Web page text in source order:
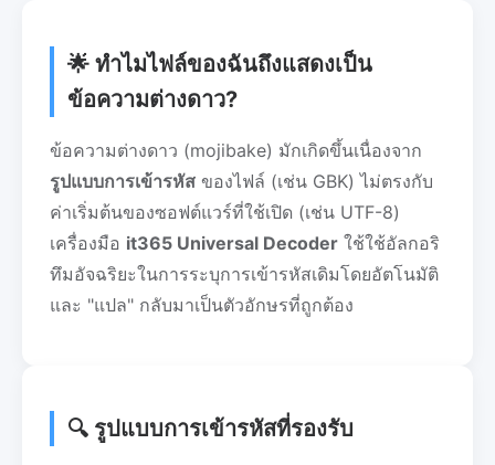
🌟 ทำไมไฟล์ของฉันถึงแสดงเป็น
ข้อความต่างดาว?
ข้อความต่างดาว (mojibake) มักเกิดขึ้นเนื่องจาก
รูปแบบการเข้ารหัส ของไฟล์ (เช่น GBK) ไม่ตรงกับ
ค่าเริ่มต้นของซอฟต์แวร์ที่ใช้เปิด (เช่น UTF-8)
เครื่องมือ it365 Universal Decoder ใช้ใช้อัลกอริ
ทึมอัจฉริยะในการระบุการเข้ารหัสเดิมโดยอัตโนมัติ
และ "แปล" กลับมาเป็นตัวอักษรที่ถูกต้อง
🔍 รูปแบบการเข้ารหัสที่รองรับ